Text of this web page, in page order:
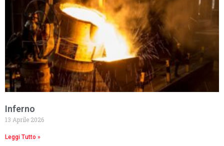
Inferno
13 Aprile 2026
Leggi Tutto »